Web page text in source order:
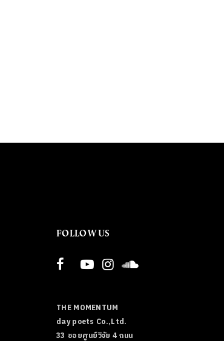
FOLLOW US
THE MOMENTUM
day poets Co.,Ltd.
33 ซอยศูนย์วิจัย 4 ถนน